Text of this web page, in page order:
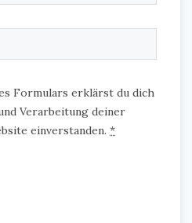
Formulars erklärst du dich
Verarbeitung deiner
einverstanden. *